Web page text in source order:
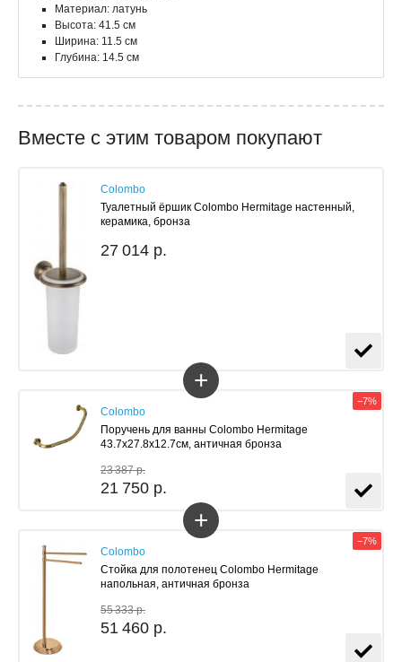
Материал: латунь
Высота: 41.5 см
Ширина: 11.5 см
Глубина: 14.5 см
Вместе с этим товаром покупают
Colombo
Туалетный ёршик Colombo Hermitage настенный,
керамика, бронза
27 014 р.
+
Colombo
Поручень для ванны Colombo Hermitage
43.7x27.8x12.7см, античная бронза
23 387 р.
21 750 р.
−7%
+
Colombo
Стойка для полотенец Colombo Hermitage
напольная, античная бронза
55 333 р.
51 460 р.
−7%